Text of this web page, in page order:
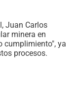
Juan Carlos
minera en
cumplimiento", ya
procesos.